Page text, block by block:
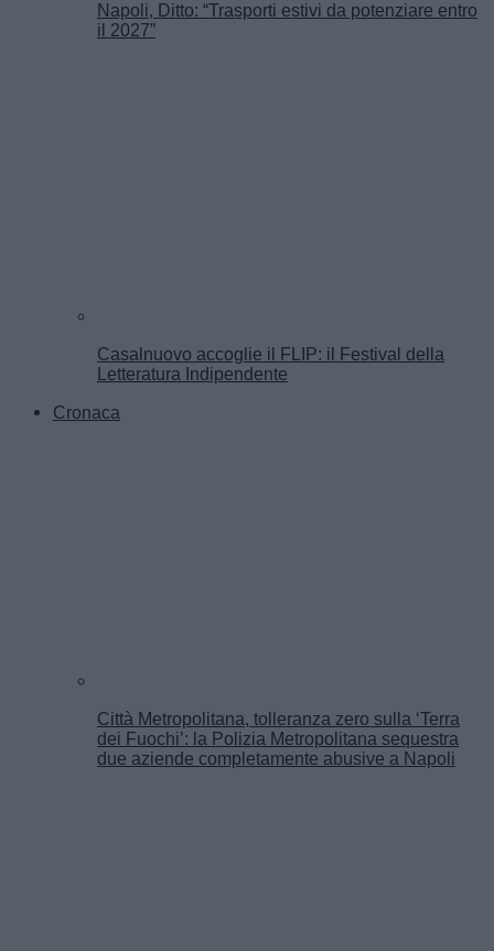
Napoli, Ditto: “Trasporti estivi da potenziare entro
il 2027”
Casalnuovo accoglie il FLIP: il Festival della
Letteratura Indipendente
Cronaca
Città Metropolitana, tolleranza zero sulla ‘Terra
dei Fuochi’: la Polizia Metropolitana sequestra
due aziende completamente abusive a Napoli